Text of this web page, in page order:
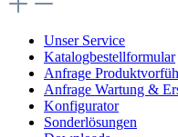
Unser Service
Katalogbestellformular
Anfrage
Anfrage Wartung &
Konfigurator
Sonderlösungen